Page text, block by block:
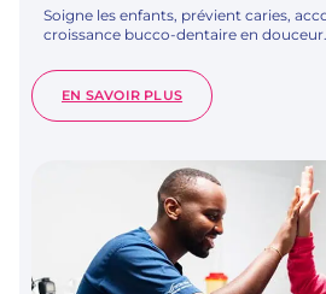
Soigne les enfants, prévient caries,
croissance bucco-dentaire en douceur.
EN SAVOIR PLUS:
PÉDODONTISTE